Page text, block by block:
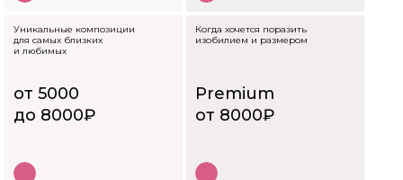
от 5000
до 8000₽
Premium
от 8000₽
Когда хочется поразить
изобилием и размером
Уникальные композиции
для самых близких
и любимых